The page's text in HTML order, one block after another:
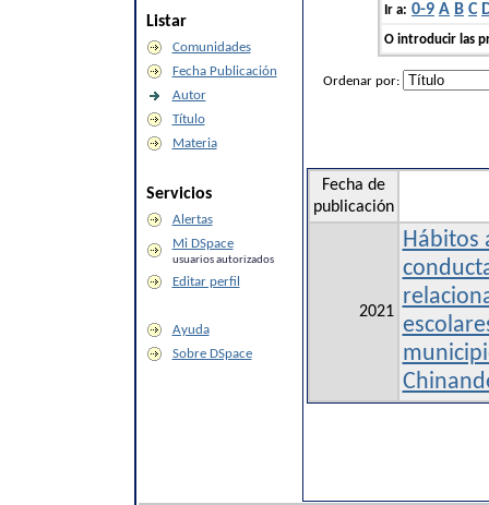
Listar
Comunidades
Fecha Publicación
Autor
Título
Materia
Servicios
Alertas
Mi DSpace
usuarios autorizados
Editar perfil
Ayuda
Sobre DSpace
Ir a: 0-9 A B C
O introducir las
Ordenar por:
Fecha de
publicación
2021
Hábitos